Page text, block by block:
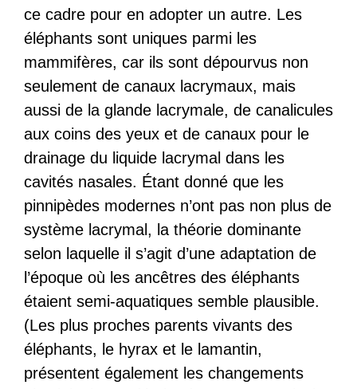
ce cadre pour en adopter un autre. Les
éléphants sont uniques parmi les
mammifères, car ils sont dépourvus non
seulement de canaux lacrymaux, mais
aussi de la glande lacrymale, de canalicules
aux coins des yeux et de canaux pour le
drainage du liquide lacrymal dans les
cavités nasales. Étant donné que les
pinnipèdes modernes n’ont pas non plus de
système lacrymal, la théorie dominante
selon laquelle il s’agit d’une adaptation de
l’époque où les ancêtres des éléphants
étaient semi-aquatiques semble plausible.
(Les plus proches parents vivants des
éléphants, le hyrax et le lamantin,
présentent également les changements